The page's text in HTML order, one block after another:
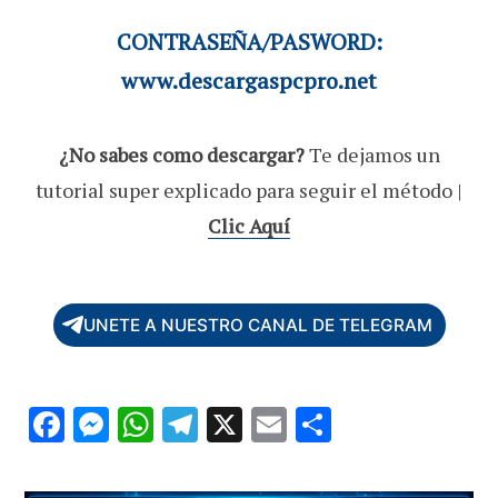
CONTRASEÑA/PASWORD:
www.descargaspcpro.net
¿No sabes como descargar?Te dejamos un
tutorial super explicado para seguir el método |
Clic Aquí
UNETE A NUESTRO CANAL DE TELEGRAM
F M W T X E